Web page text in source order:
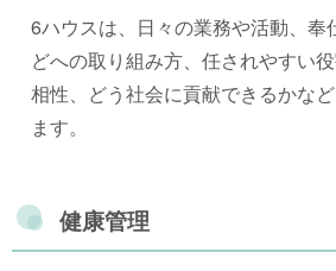
6ハウスは、日々の業務や活動、奉
どへの取り組み方、任されやすい
相性、どう社会に貢献できるかな
ます。
健康管理